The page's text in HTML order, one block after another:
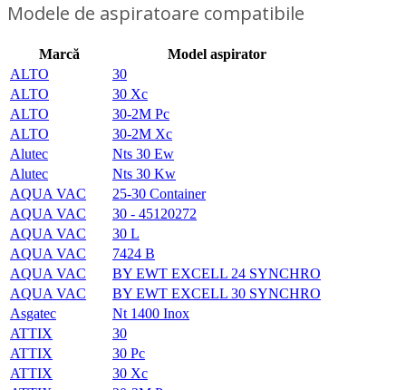
Modele de aspiratoare compatibile
Marcă
Model aspirator
ALTO
30
ALTO
30 Xc
ALTO
30-2M Pc
ALTO
30-2M Xc
Alutec
Nts 30 Ew
Alutec
Nts 30 Kw
AQUA VAC
25-30 Container
AQUA VAC
30 - 45120272
AQUA VAC
30 L
AQUA VAC
7424 B
AQUA VAC
BY EWT EXCELL 24 SYNCHRO
AQUA VAC
BY EWT EXCELL 30 SYNCHRO
Asgatec
Nt 1400 Inox
ATTIX
30
ATTIX
30 Pc
ATTIX
30 Xc